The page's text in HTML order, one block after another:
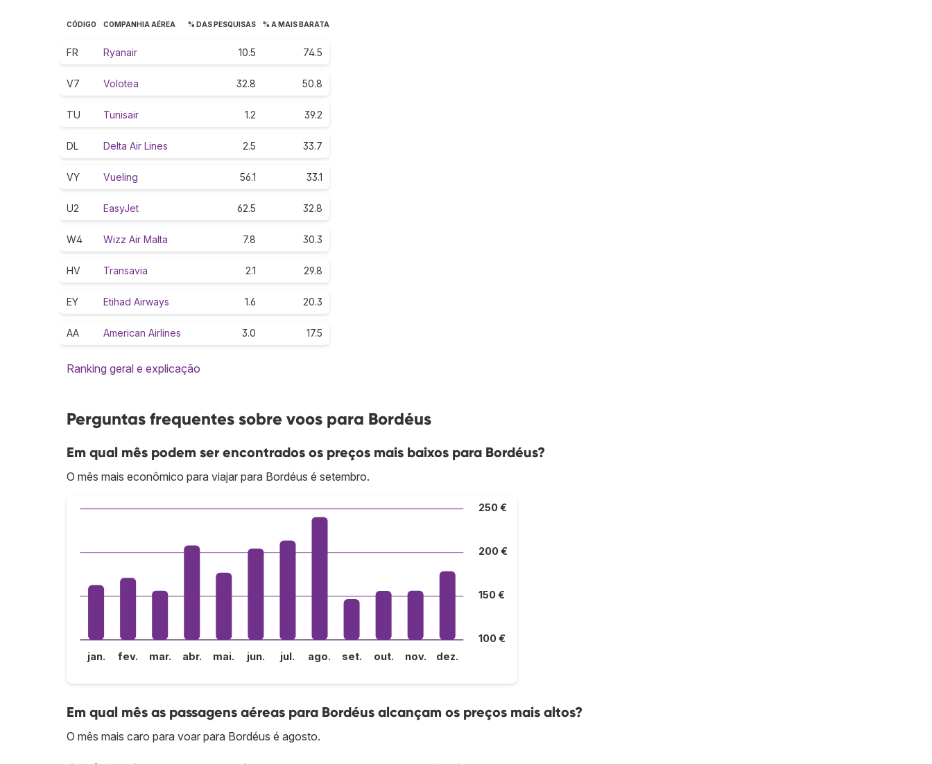
CÓDIGO COMPANHIA AÉREA % DAS PESQUISAS % A MAIS BARATA
FR Ryanair 10.5 74.5
V7 Volotea 32.8 50.8
TU Tunisair 1.2 39.2
DL Delta Air Lines 2.5 33.7
VY Vueling 56.1 33.1
U2 EasyJet 62.5 32.8
W4 Wizz Air Malta 7.8 30.3
HV Transavia 2.1 29.8
EY Etihad Airways 1.6 20.3
AA American Airlines 3.0 17.5
Ranking geral e explicação
Perguntas frequentes sobre voos para Bordéus
Em qual mês podem ser encontrados os preços mais baixos para Bordéus?
O mês mais econômico para viajar para Bordéus é setembro.
100 €
150 €
200 €
250 €
jan. fev. mar. abr. mai. jun. jul. ago. set. out. nov. dez.
Em qual mês as passagens aéreas para Bordéus alcançam os preços mais altos?
O mês mais caro para voar para Bordéus é agosto.